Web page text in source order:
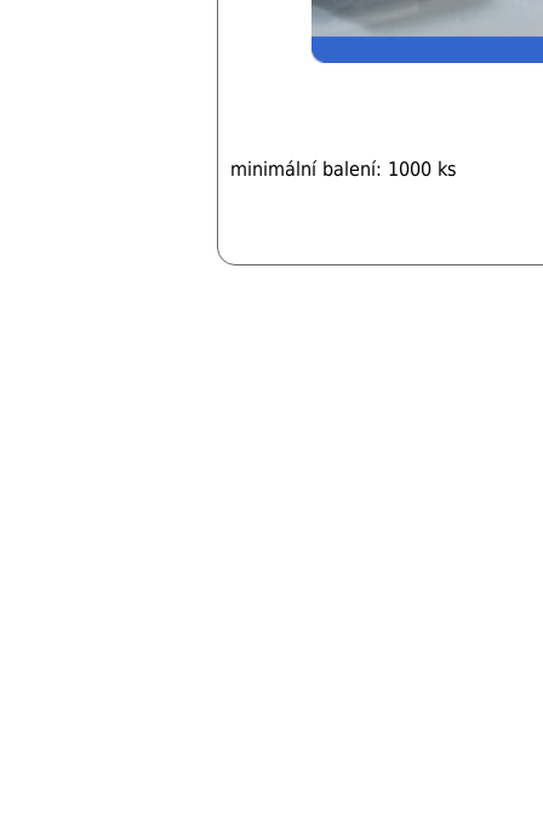
minimální balení: 1000 ks